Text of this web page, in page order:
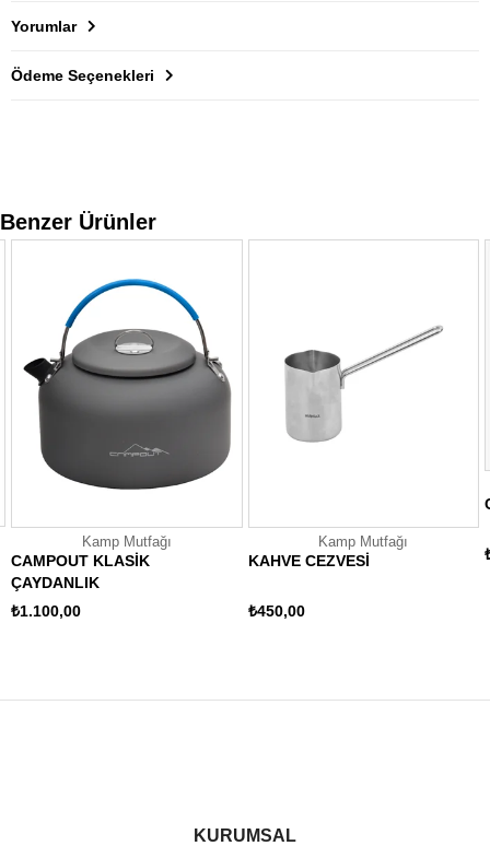
Yorumlar
Ödeme Seçenekleri
Benzer Ürünler
Kamp Mutfağı
CAMPOUT KLASİK
ÇAYDANLIK
₺1.100,00
Kamp Mutfağı
KAHVE CEZVESİ
₺450,00
KURUMSAL